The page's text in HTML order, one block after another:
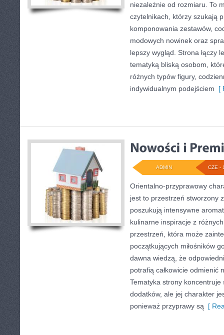
niezależnie od rozmiaru. To
czytelnikach, którzy szukają
komponowania zestawów,
modowych nowinek oraz
lepszy wygląd. Strona łączy
tematyką bliską osobom,
różnych typów figury,
indywidualnym podejściem [
CZE -
ADMIN
Orientalno-przyprawowy
jest to przestrzeń stworzony
poszukują intensywne
kulinarne inspiracje z
przestrzeń, która może
początkujących miłośników
dawna wiedzą, że
potrafią całkowicie odmienić
Tematyka strony koncentruje
dodatków, ale jej charakter
ponieważ przyprawy są [